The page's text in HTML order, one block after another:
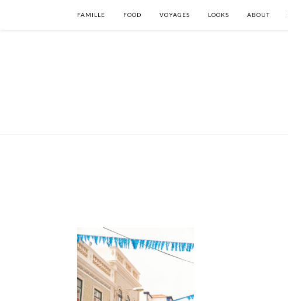
FAMILLE FOOD VOYAGES LOOKS ABOUT